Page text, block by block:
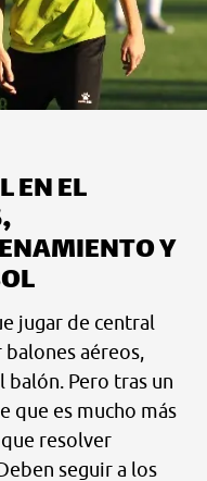
EN EL
Y
jugar de central
balones aéreos,
balón. Pero tras un
que es mucho más
resolver
seguir a los